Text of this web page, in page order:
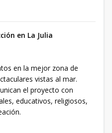
en La Julia
en la mejor zona de
vistas al mar.
el proyecto con
educativos, religiosos,